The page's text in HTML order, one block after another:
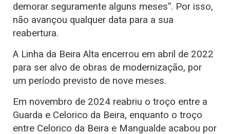
demorar seguramente alguns meses”. Por isso,
não avançou qualquer data para a sua
reabertura.
A Linha da Beira Alta encerrou em abril de 2022
para ser alvo de obras de modernização, por
um período previsto de nove meses.
Em novembro de 2024 reabriu o troço entre a
Guarda e Celorico da Beira, enquanto o troço
entre Celorico da Beira e Mangualde acabou por